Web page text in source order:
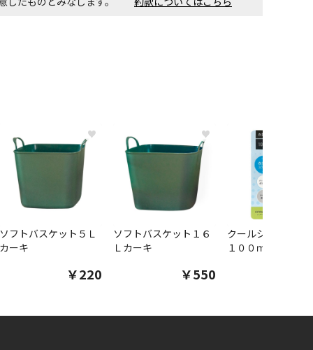
♥
ソフトバスケット５Ｌ
カーキ
￥220
♥
ソフトバスケット１６
Ｌカーキ
￥550
クールシャツスプ
１００ｍｌ